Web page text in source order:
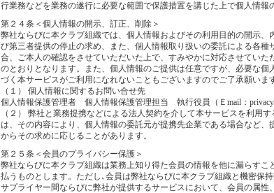
行業務などを業務の遂行に必要な範囲で保護措置を講じた上で個人情報
第２４条＜個人情報の開示、訂正、削除＞
弊社ならびに本クラブ組織では、個人情報およびその利用目的の開示
び第三者提供の停止の求め、また、個人情報取り扱いの委託による各
合、ご本人の確認をさせていただいた上で、すみやかに対応させてい
のとおりとなります。また、個人情報のご提供は任意ですが、必要な
づく本サービスがご利用になれないこともございますのでご了承願いま
（１） 個人情報に関するお問い合せ先
個人情報保護管理者 個人情報保護管理担当 執行役員（Ｅmail：
（２） 弊社と業務提携などによる法人契約を介して本サービスを利用
は、その内容により、個人情報の委託元が提携先企業である場合など
からその求めに応じることがあります。
第２５条＜会員のプライバシー保護＞
弊社ならびに本クラブ組織は業務上知り得た会員の情報を他に漏らす
払うものとします。ただし､会員は弊社ならびに本クラブ組織と機密保
サプライヤー間ならびに弊社が提供するサービスにおいて、会員の属